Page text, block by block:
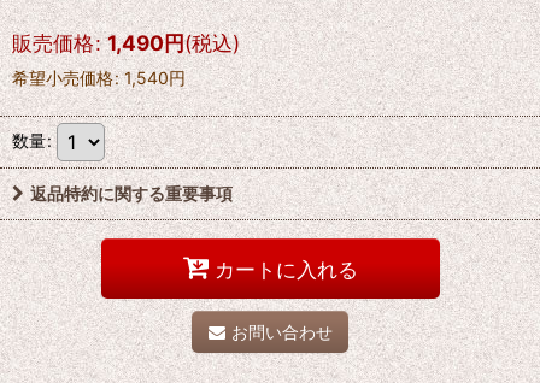
販売価格: 1,490円(税込)
希望小売価格: 1,540円
数量:
返品特約に関する重要事項
カートに入れる
お問い合わせ